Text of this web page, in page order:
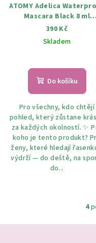
ATOMY Adelica
Mascara Black 8 ml
voděodolná řasenka
390 Kč
Skladem
Do košíku
Pro všechny, kdo chtějí
pohled, který zůstane
za každých okolností. ✨
koho je tento produkt?
ženy, které hledají
výdrží — do deště, na
do...
4